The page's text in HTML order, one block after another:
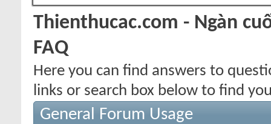
Thienthucac.com - Ngàn
FAQ
Here you can find answers to
links or search box below to find
General Forum Usage